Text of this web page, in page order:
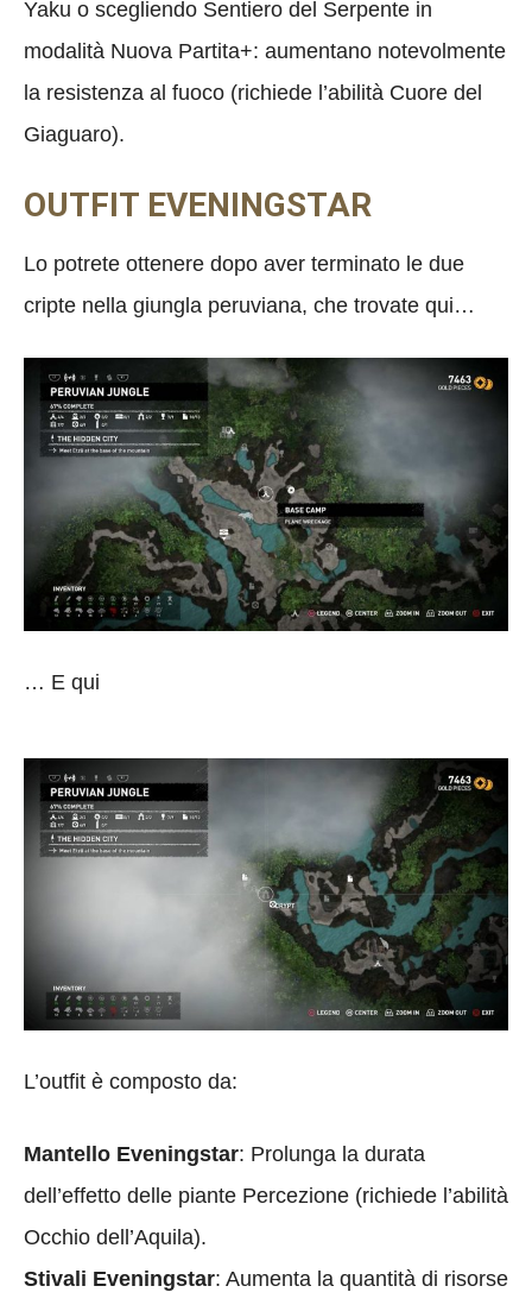
Yaku o scegliendo Sentiero del Serpente in
modalità Nuova Partita+: aumentano notevolmente
la resistenza al fuoco (richiede l’abilità Cuore del
Giaguaro).
OUTFIT EVENINGSTAR
Lo potrete ottenere dopo aver terminato le due
cripte nella giungla peruviana, che trovate qui…
… E qui
L’outfit è composto da:
Mantello Eveningstar: Prolunga la durata
dell’effetto delle piante Percezione (richiede l’abilità
Occhio dell’Aquila).
Stivali Eveningstar: Aumenta la quantità di risorse